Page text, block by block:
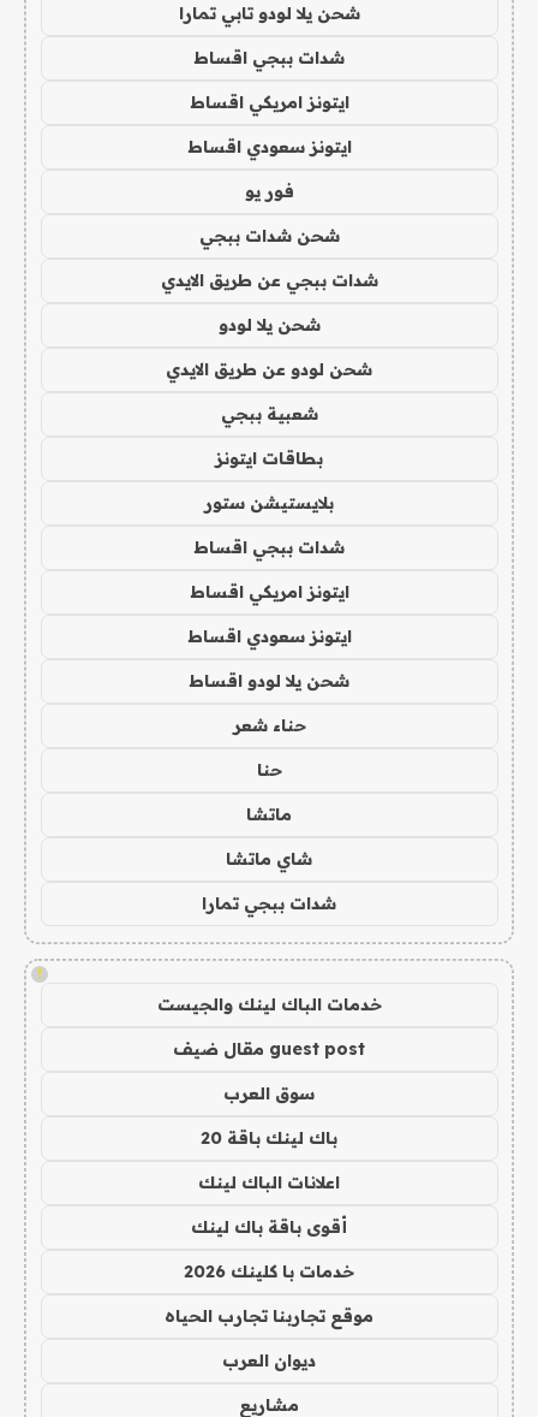
شحن يلا لودو تابي تمارا
شدات ببجي اقساط
ايتونز امريكي اقساط
ايتونز سعودي اقساط
فور يو
شحن شدات ببجي
شدات ببجي عن طريق الايدي
شحن يلا لودو
شحن لودو عن طريق الايدي
شعبية ببجي
بطاقات ايتونز
بلايستيشن ستور
شدات ببجي اقساط
ايتونز امريكي اقساط
ايتونز سعودي اقساط
شحن يلا لودو اقساط
حناء شعر
حنا
ماتشا
شاي ماتشا
شدات ببجي تمارا
!
خدمات الباك لينك والجيست
guest post مقال ضيف
سوق العرب
باك لينك باقة 20
اعلانات الباك لينك
أقوى باقة باك لينك
خدمات با كلينك 2026
موقع تجاربنا تجارب الحياه
ديوان العرب
مشاريع